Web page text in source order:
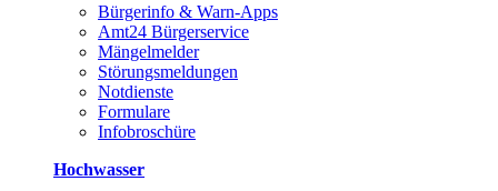
Bürgerinfo & Warn-Apps
Amt24 Bürgerservice
Mängelmelder
Störungsmeldungen
Notdienste
Formulare
Infobroschüre
Hochwasser